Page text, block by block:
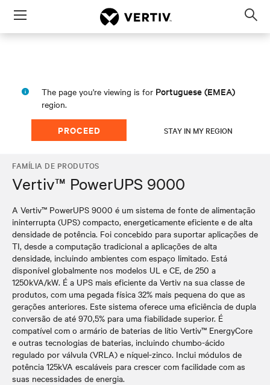
Menu
The page you're viewing is for Portuguese (EMEA)
region.
PROCEED STAY IN MY REGION
FAMÍLIA DE PRODUTOS
Vertiv™ PowerUPS 9000
A Vertiv™ PowerUPS 9000 é um sistema de fonte de alimentação
ininterrupta (UPS) compacto, energeticamente eficiente e de alta
densidade de potência. Foi concebido para suportar aplicações de
TI, desde a computação tradicional a aplicações de alta
densidade, incluindo ambientes com espaço limitado. Está
disponível globalmente nos modelos UL e CE, de 250 a
1250kVA/kW. É a UPS mais eficiente da Vertiv na sua classe de
produtos, com uma pegada física 32% mais pequena do que as
gerações anteriores. Este sistema oferece uma eficiência de dupla
conversão de até 970,5% para uma fiabilidade superior. É
compatível com o armário de baterias de lítio Vertiv™ EnergyCore
e outras tecnologias de baterias, incluindo chumbo-ácido
regulado por válvula (VRLA) e níquel-zinco. Inclui módulos de
potência 125kVA escaláveis para crescer com facilidade com as
suas necessidades de energia.